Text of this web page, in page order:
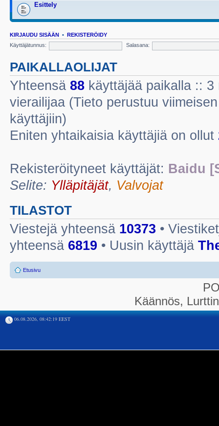
Esittely
KIRJAUDU SISÄÄN • REKISTERÖIDY
Käyttäjätunnus:
Salasana:
PAIKALLAOLIJAT
Yhteensä 88 käyttäjää paikalla ::
vierailijaa (Tieto perustuu
käyttäjiin)
Eniten yhtaikaisia käyttäjiä on ollut
Rekisteröityneet käyttäjät: Baidu
Selite: Ylläpitäjät, Valvojat
TILASTOT
Viestejä yhteensä 10373 •
yhteensä 6819 • Uusin käyttäjä
Etusivu
Käännös,
06.08.2026, 08:42:19 EEST